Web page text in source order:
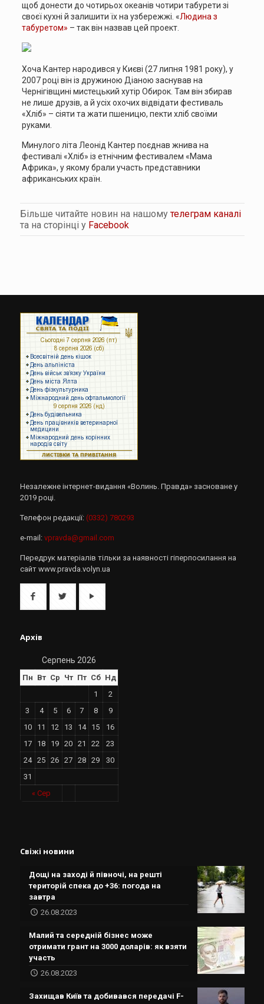
щоб донести до чотирьох океанів чотири табурети зі
своєї кухні й залишити їх на узбережжі. «Людина з
табуретом» – так він назвав цей проект.
Хоча Кантер народився у Києві (27 липня 1981 року), у
2007 році він із дружиною Діаною заснував на
Чернігівщині мистецький хутір Обирок. Там він збирав
не лише друзів, а й усіх охочих відвідати фестиваль
«Хліб» – сіяти та жати пшеницю, пекти хліб своїми
руками.
Минулого літа Леонід Кантер поєднав жнива на
фестивалі «Хліб» із етнічним фестивалем «Мама
Африка», у якому брали участь представники
африканських країн.
Більше читайте новин на нашомутелеграм каналі
та на сторінці у Facebook
Незалежне інтернет-видання «Волинь. Правда» засноване у
2019 році.
Телефон редакції: (0332) 780293
e-mail: vpravda@gmail.com
Передрук матеріалів тільки за наявності гіперпосилання на
сайт www.pravda.volyn.ua
Архів
Серпень 2026
Пн Вт Ср Чт Пт Сб Нд
« Сер
1
2
3
4 5 6 7 8
9
10
11 12 13 14 15
16
17
18 19 20 21 22
23
24
25 26 27 28 29
30
31
Свіжі новини
Дощі на заході й півночі, на решті
територій спека до +36: погода на
завтра
26.08.2023
Малий та середній бізнес може
отримати грант на 3000 доларів: як взяти
участь
26.08.2023
Захищав Київ та добивався передачі F-